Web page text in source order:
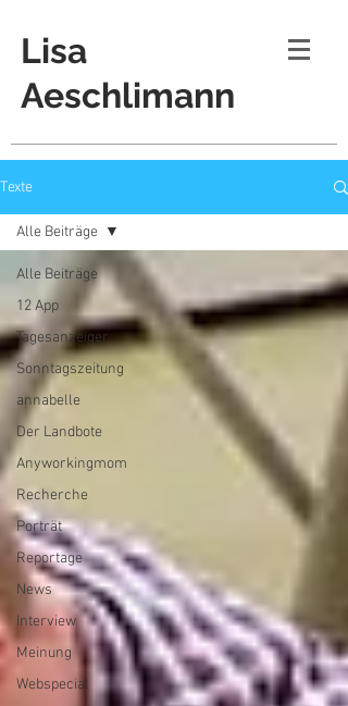
Lisa
Aeschlimann
Texte
Alle Beiträge
12 App
Tagesanzeiger
Sonntagszeitung
annabelle
Der Landbote
Anyworkingmom
Recherche
Porträt
Reportage
News
Interview
Meinung
Webspecial
Alle Beiträge